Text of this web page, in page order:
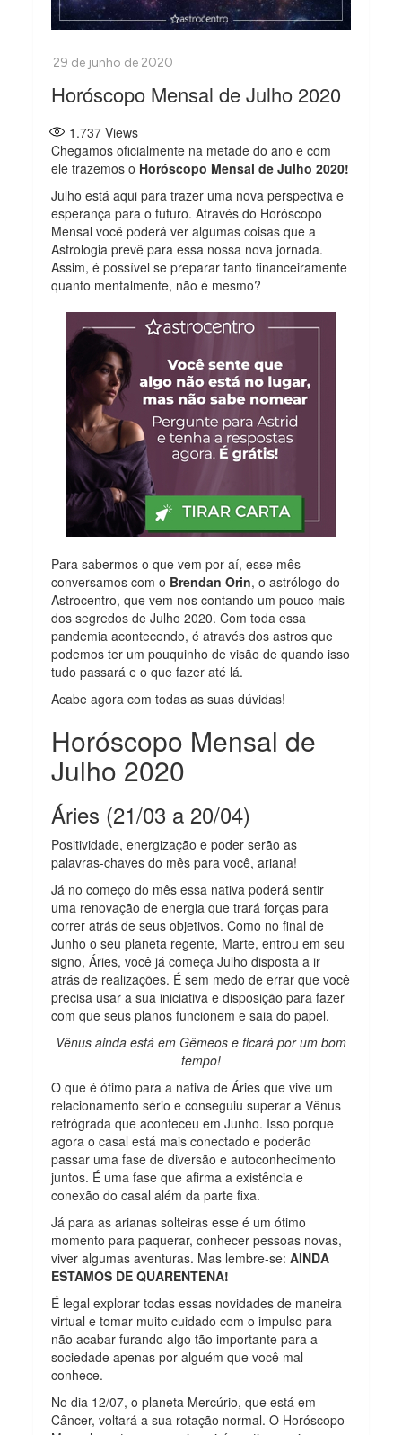
Horóscopo Mensal de Julho 2020
1.737 Views
Chegamos oficialmente na metade do ano e com
ele trazemos o Horóscopo Mensal de Julho 2020!
Julho está aqui para trazer uma nova perspectiva e
esperança para o futuro. Através do Horóscopo
Mensal você poderá ver algumas coisas que a
Astrologia prevê para essa nossa nova jornada.
Assim, é possível se preparar tanto financeiramente
quanto mentalmente, não é mesmo?
Para sabermos o que vem por aí, esse mês
conversamos com o Brendan Orin, o astrólogo do
Astrocentro, que vem nos contando um pouco mais
dos segredos de Julho 2020. Com toda essa
pandemia acontecendo, é através dos astros que
podemos ter um pouquinho de visão de quando isso
tudo passará e o que fazer até lá.
Acabe agora com todas as suas dúvidas!
Horóscopo Mensal de
Julho 2020
Áries (21/03 a 20/04)
Positividade, energização e poder serão as
palavras-chaves do mês para você, ariana!
Já no começo do mês essa nativa poderá sentir
uma renovação de energia que trará forças para
correr atrás de seus objetivos. Como no final de
Junho o seu planeta regente, Marte, entrou em seu
signo, Áries, você já começa Julho disposta a ir
atrás de realizações. É sem medo de errar que você
precisa usar a sua iniciativa e disposição para fazer
com que seus planos funcionem e saia do papel.
Vênus ainda está em Gêmeos e ficará por um bom
tempo!
O que é ótimo para a nativa de Áries que vive um
relacionamento sério e conseguiu superar a Vênus
retrógrada que aconteceu em Junho. Isso porque
agora o casal está mais conectado e poderão
passar uma fase de diversão e autoconhecimento
juntos. É uma fase que afirma a existência e
conexão do casal além da parte fixa.
Já para as arianas solteiras esse é um ótimo
momento para paquerar, conhecer pessoas novas,
viver algumas aventuras. Mas lembre-se:AINDA
ESTAMOS DE QUARENTENA!
É legal explorar todas essas novidades de maneira
virtual e tomar muito cuidado com o impulso para
não acabar furando algo tão importante para a
sociedade apenas por alguém que você mal
conhece.
No dia 12/07, o planeta Mercúrio, que está em
Câncer, voltará a sua rotação normal. O Horóscopo